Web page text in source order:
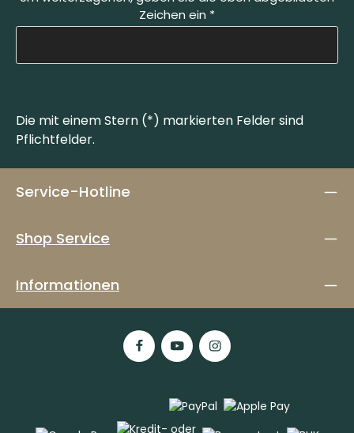
Zeichen ein *
Die mit einem Stern (*) markierten Felder sind
Pflichtfelder.
Service-Hotline
Shop Service
Informationen